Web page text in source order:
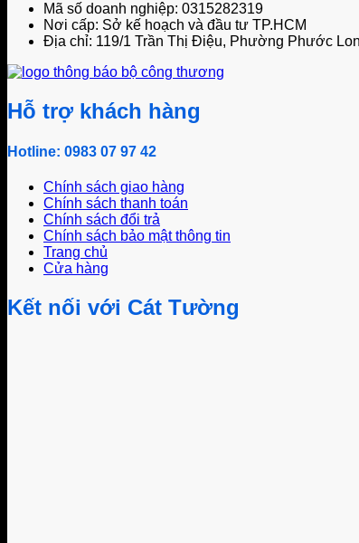
Mã số doanh nghiệp: 0315282319
Nơi cấp: Sở kế hoạch và đầu tư TP.HCM
Địa chỉ: 119/1 Trần Thị Điệu, Phường Phước
Hỗ trợ khách hàng
Hotline: 0983 07 97 42
Chính sách giao hàng
Chính sách thanh toán
Chính sách đổi trả
Chính sách bảo mật thông tin
Trang chủ
Cửa hàng
Kết nối với Cát Tường